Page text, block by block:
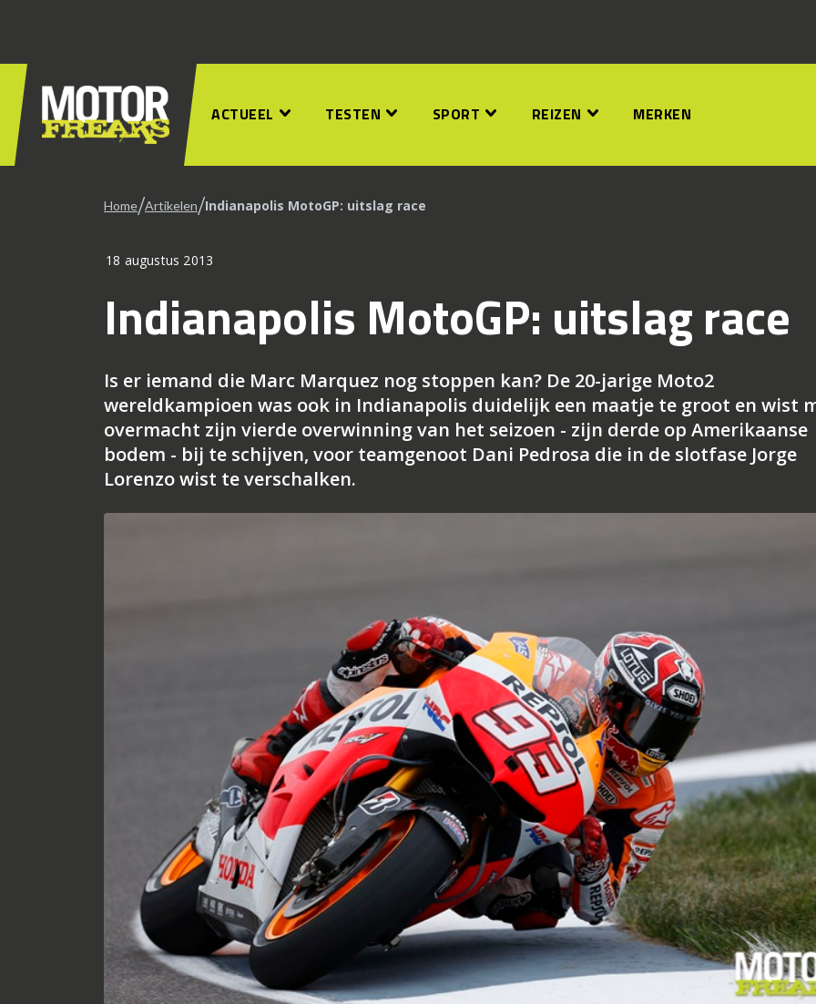
ACTUEEL TESTEN SPORT REIZEN MERKEN
Home/Artikelen/Indianapolis MotoGP: uitslag race
18 augustus 2013
Indianapolis MotoGP: uitslag race
Is er iemand die Marc Marquez nog stoppen kan? De 20-jarige Moto2
wereldkampioen was ook in Indianapolis duidelijk een maatje te groot en wist
overmacht zijn vierde overwinning van het seizoen - zijn derde op Amerikaanse
bodem - bij te schijven, voor teamgenoot Dani Pedrosa die in de slotfase Jorge
Lorenzo wist te verschalken.